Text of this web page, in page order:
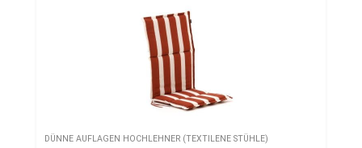
DÜNNE AUFLAGEN HOCHLEHNER (TEXTILENE STÜHLE)